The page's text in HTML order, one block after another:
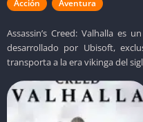
Acción Aventura
Assassin’s Creed: Valhalla es
desarrollado por Ubisoft,
transporta a la era vikinga del